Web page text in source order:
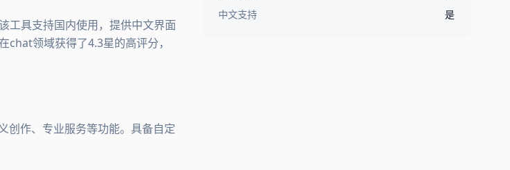
工具支持国内使用，提供中文界面
领域获得了4.3星的高评分，
创作、专业服务等功能。具备自定
中文支持
是